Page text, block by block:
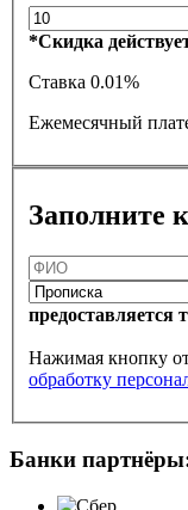
*Скидка
Ставка 0.01%
Ежемесячный
Заполните
Нажимая кнопку
обработку
Банки